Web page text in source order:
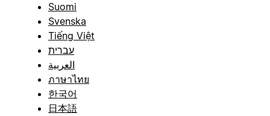
Suomi
Svenska
Tiếng Việt
עברית
العربية
ภาษาไทย
한국어
日本語